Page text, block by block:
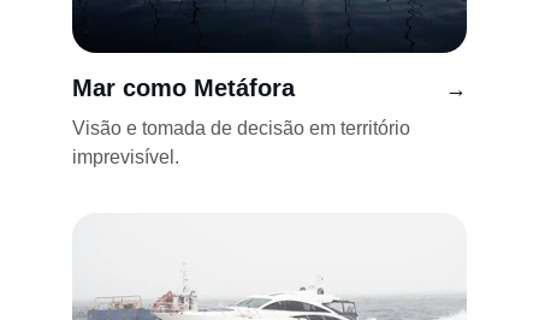
Mar como Metáfora
Visão e tomada de decisão em território
imprevisível.
→